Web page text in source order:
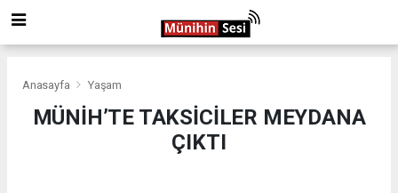
Anasayfa Yaşam
MÜNİH’TE TAKSİCİLER MEYDANA
ÇIKTI